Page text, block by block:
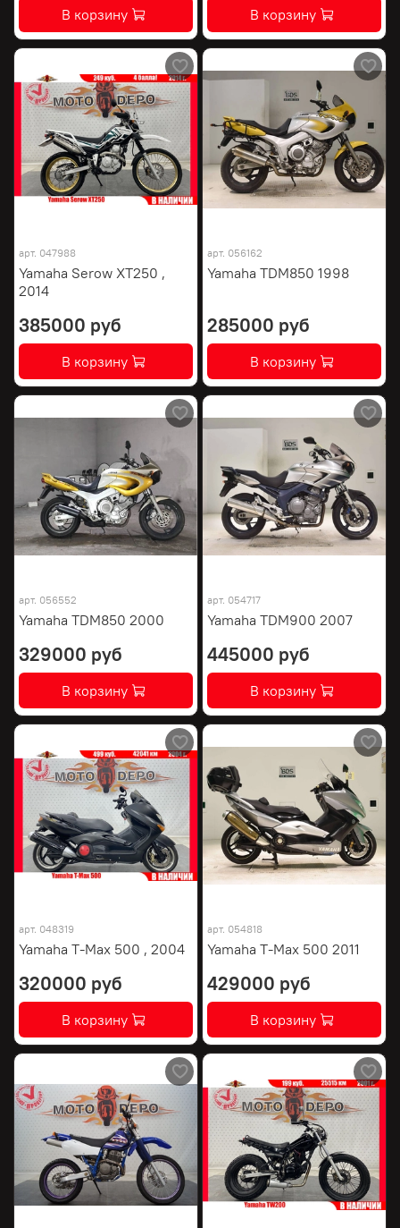
В корзину В корзину
арт. 047988
Yamaha Serow XT250 ,
2014
385000 руб
В корзину
арт. 056162
Yamaha TDM850 1998
285000 руб
В корзину
арт. 056552
Yamaha TDM850 2000
329000 руб
В корзину
арт. 054717
Yamaha TDM900 2007
445000 руб
В корзину
арт. 048319
Yamaha T-Max 500 , 2004
320000 руб
В корзину
арт. 054818
Yamaha T-Max 500 2011
429000 руб
В корзину